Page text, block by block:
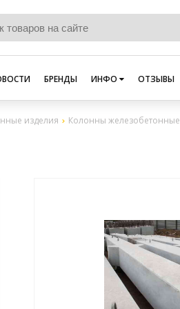
БРЕНДЫ ИНФО ОТЗЫВЫ
изделия Колонны железобетонные